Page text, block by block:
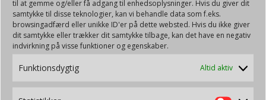
til at gemme og/eller få adgang til enhedsoplysninger. Hvis du giver dit
samtykke til disse teknologier, kan vi behandle data som f.eks.
browsingadfærd eller unikke ID'er på dette websted. Hvis du ikke giver
dit samtykke eller trækker dit samtykke tilbage, kan det have en negativ
indvirkning på visse funktioner og egenskaber.
Funktionsdygtig Altid aktiv